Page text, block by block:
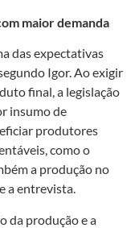
maior demanda
das expectativas
Igor. Ao exigir
final, a legislação
insumo de
produtores
como o
a produção no
a entrevista.
da produção e a